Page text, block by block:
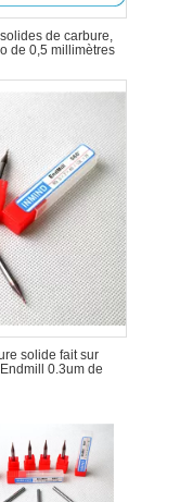
de carbure,
de 0,5 millimètres
solide fait sur
0.3um de